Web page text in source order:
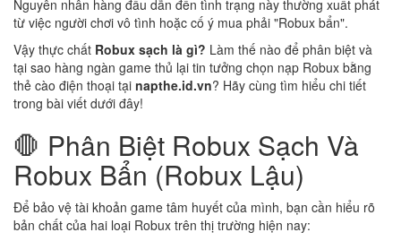
Nguyên nhân hàng đầu dẫn đến tình trạng này thường xuất phát
từ việc người chơi vô tình hoặc cố ý mua phải "Robux bẩn".
Vậy thực chất Robux sạch là gì? Làm thế nào để phân biệt và
tại sao hàng ngàn game thủ lại tin tưởng chọn nạp Robux bằng
thẻ cào điện thoại tại napthe.id.vn? Hãy cùng tìm hiểu chi tiết
trong bài viết dưới đây!
🛑 Phân Biệt Robux Sạch Và
Robux Bẩn (Robux Lậu)
Để bảo vệ tài khoản game tâm huyết của mình, bạn cần hiểu rõ
bản chất của hai loại Robux trên thị trường hiện nay: